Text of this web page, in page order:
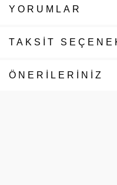
YORUMLAR
TAKSİT
ÖNERİLERİNİZ